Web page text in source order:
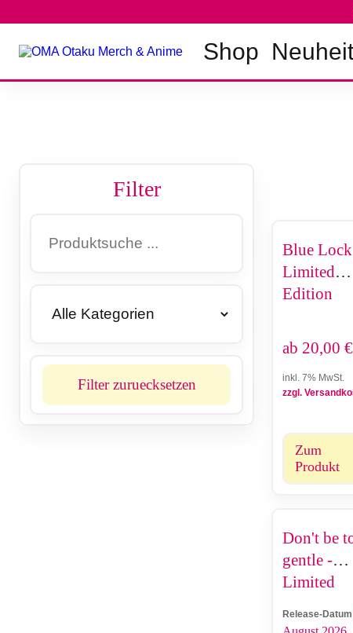
Inhalt
Shop
Filter
Filter zuruecksetzen
Blue
Limited
Edition
ab 20,00 €
inkl. 7% MwSt.
zzgl.
Zum
Produkt
Don't be
gentle -
Limited
Release-